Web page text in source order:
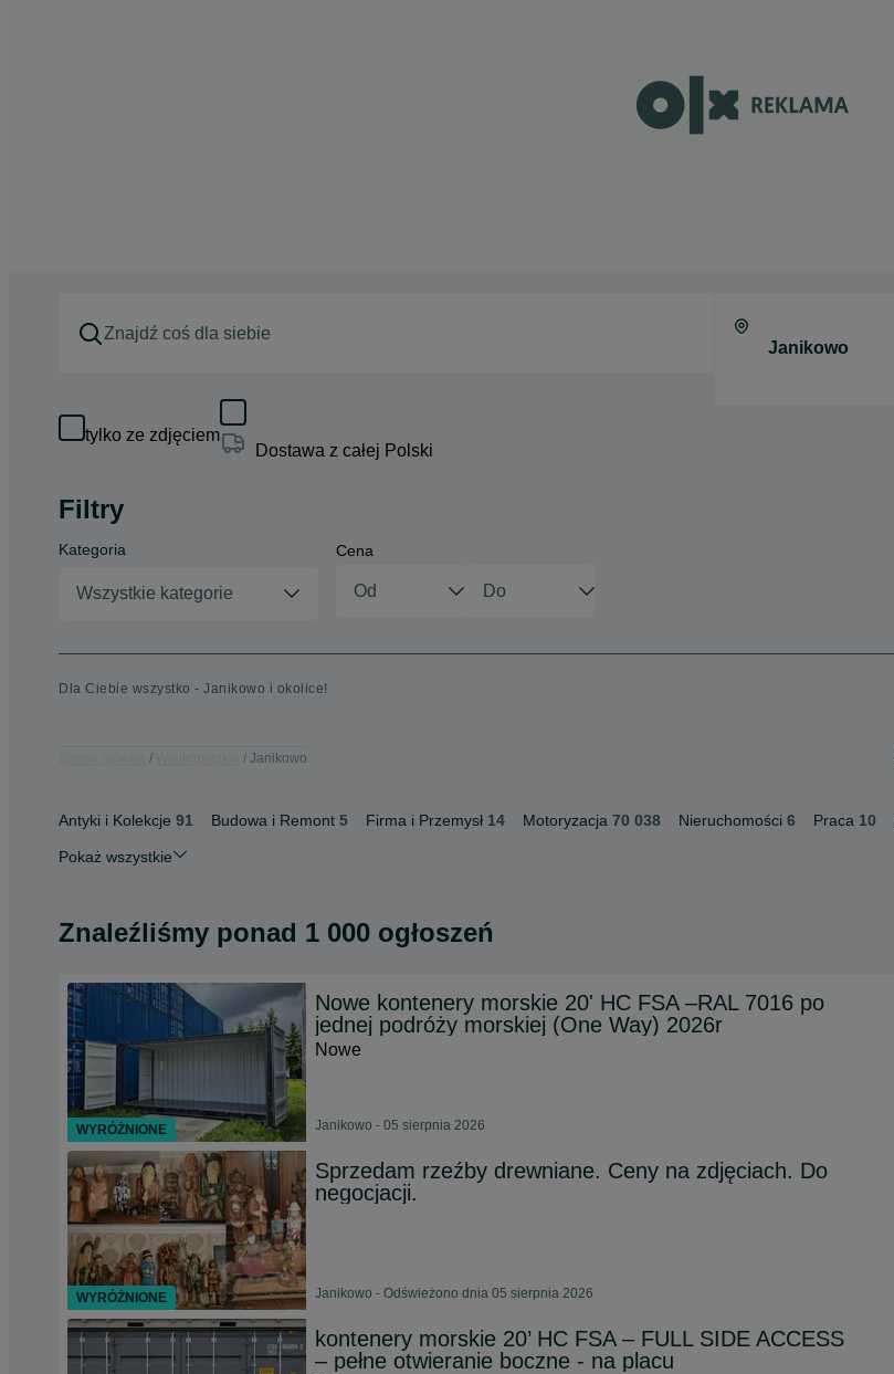
tylko ze zdjęciem
Dostawa z całej Polski
Filtry
Kategoria
Wszystkie kategorie
Cena
Dla Ciebie wszystko - Janikowo i okolice!
Janikowo
Antyki i Kolekcje 91 Budowa i Remont 5 Firma i Przemysł 14 Motoryzacja 70 038 Nieruchomości 6 Praca 10
Pokaż wszystkie
Znaleźliśmy ponad 1 000 ogłoszeń
Nowe kontenery morskie 20' HC FSA –RAL 7016 po
jednej podróży morskiej (One Way) 2026r
Nowe
Janikowo - 05 sierpnia 2026
Sprzedam rzeźby drewniane. Ceny na zdjęciach. Do
negocjacji.
Janikowo - Odświeżono dnia 05 sierpnia 2026
kontenery morskie 20’ HC FSA – FULL SIDE ACCESS
– pełne otwieranie boczne - na placu
WYRÓŻNIONE
WYRÓŻNIONE